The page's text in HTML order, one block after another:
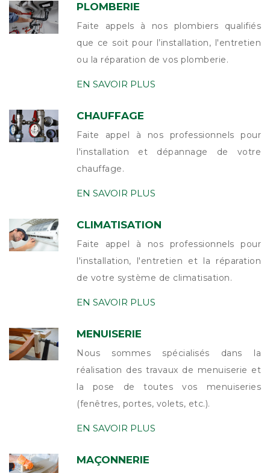
PLOMBERIE
Faite appels à nos plombiers qualifiés
que ce soit pour l’installation, l'entretien
ou la réparation de vos plomberie.
EN SAVOIR PLUS
CHAUFFAGE
Faite appel à nos professionnels pour
l'installation et dépannage de votre
chauffage.
EN SAVOIR PLUS
CLIMATISATION
Faite appel à nos professionnels pour
l'installation, l'entretien et la réparation
de votre système de climatisation.
EN SAVOIR PLUS
MENUISERIE
Nous sommes spécialisés dans la
réalisation des travaux de menuiserie et
la pose de toutes vos menuiseries
(fenêtres, portes, volets, etc.).
EN SAVOIR PLUS
MAÇONNERIE